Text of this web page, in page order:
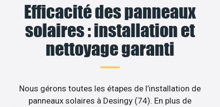
Efficacité des panneaux
solaires : installation et
nettoyage garanti
Nous gérons toutes les étapes de l’installation de
panneaux solaires à Desingy (74). En plus de